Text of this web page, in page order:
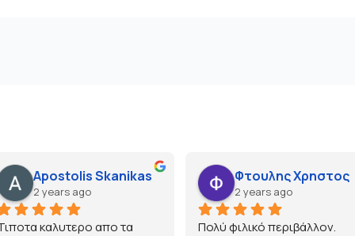
Apostolis Skanikas
2 years ago
καλυτερο απο τα
Φτουλης Χρηστος
2 years ago
Πολύ φιλικό περιβάλλον.